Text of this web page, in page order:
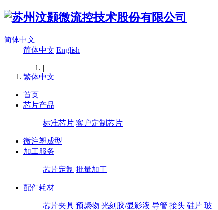
简体中文
简体中文 English
|
繁体中文
首页
芯片产品
标准芯片 客户定制芯片
微注塑成型
加工服务
芯片定制 批量加工
配件耗材
芯片夹具 预聚物 光刻胶/显影液 导管 接头 硅片 玻